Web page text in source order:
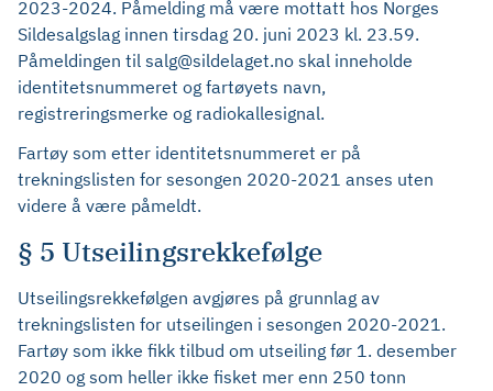
2023-2024. Påmelding må være mottatt hos Norges
Sildesalgslag innen tirsdag 20. juni 2023 kl. 23.59.
Påmeldingen til salg@sildelaget.no skal inneholde
identitetsnummeret og fartøyets navn,
registreringsmerke og radiokallesignal.
Fartøy som etter identitetsnummeret er på
trekningslisten for sesongen 2020-2021 anses uten
videre å være påmeldt.
§ 5 Utseilingsrekkefølge
Utseilingsrekkefølgen avgjøres på grunnlag av
trekningslisten for utseilingen i sesongen 2020-2021.
Fartøy som ikke fikk tilbud om utseiling før 1. desember
2020 og som heller ikke fisket mer enn 250 tonn